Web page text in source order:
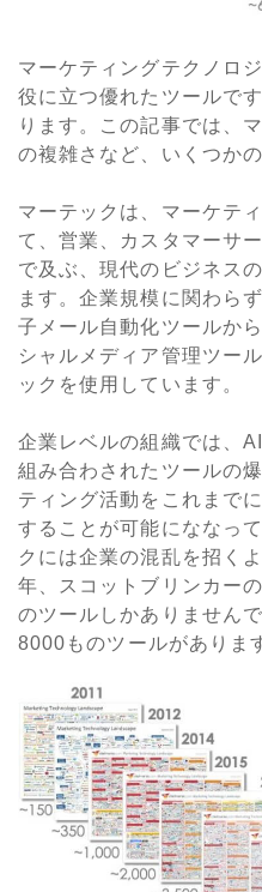
マーケティングテクノロ
役に立つ優れたツールで
ります。この記事では、
の複雑さなど、いくつか
マーテックは、マーケテ
て、営業、カスタマーサ
で及ぶ、現代のビジネス
ます。企業規模に関わら
子メール自動化ツールか
シャルメディア管理ツー
ックを使用しています。
企業レベルの組織では、
組み合わされたツールの
ティング活動をこれまで
することが可能にななっ
クには企業の混乱を招く
年、スコットブリンカー
のツールしかありません
8000ものツールがありま